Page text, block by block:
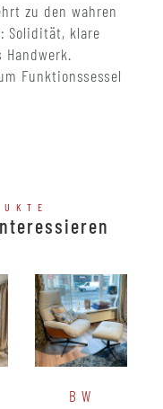
zu den wahren
Solidität, klare
Funktionssessel
BW